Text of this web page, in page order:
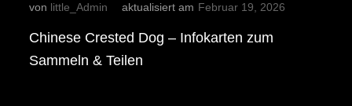
von little_Admin aktualisiert am Februar 19, 2026
Chinese Crested Dog – Infokarten zum
Sammeln & Teilen